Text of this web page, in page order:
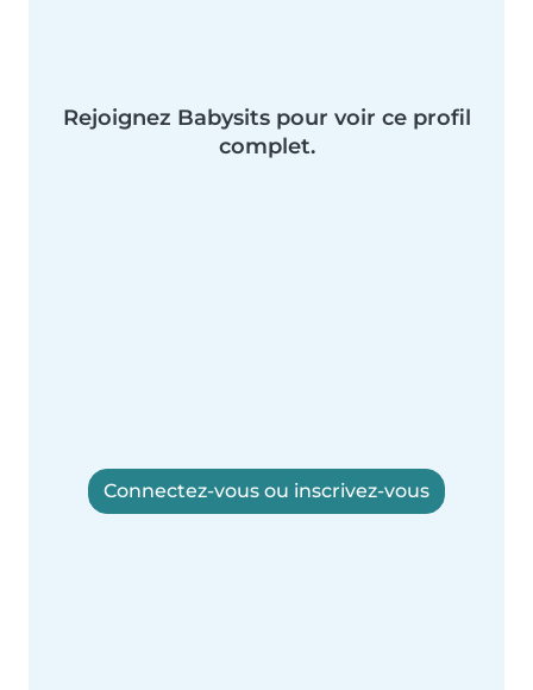
Rejoignez Babysits pour voir ce profil
complet.
Connectez-vous ou inscrivez-vous